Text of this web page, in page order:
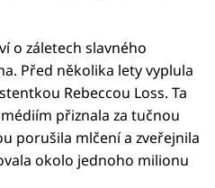
o záletech slavného
Před několika lety vyplula
Rebeccou Loss. Ta
přiznala za tučnou
porušila mlčení a zveřejnila
okolo jednoho milionu